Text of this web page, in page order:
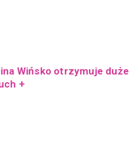
Wińsko otrzymuje duże
+